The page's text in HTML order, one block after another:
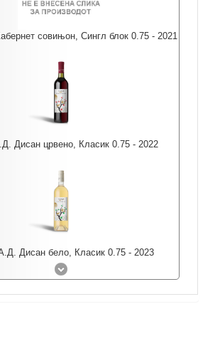
совињон, Сингл блок 0.75 - 2021
Дисан црвено, Класик 0.75 - 2022
Дисан бело, Класик 0.75 - 2023